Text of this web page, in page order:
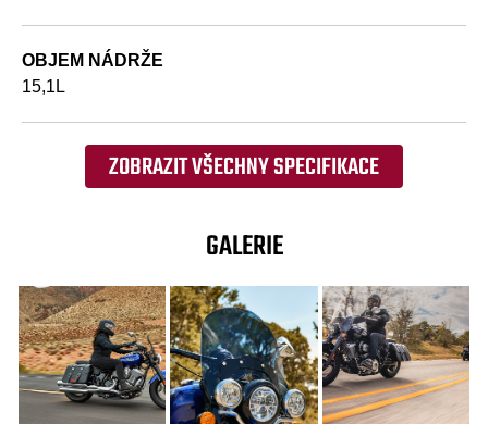
OBJEM NÁDRŽE
15,1L
ZOBRAZIT VŠECHNY SPECIFIKACE
GALERIE